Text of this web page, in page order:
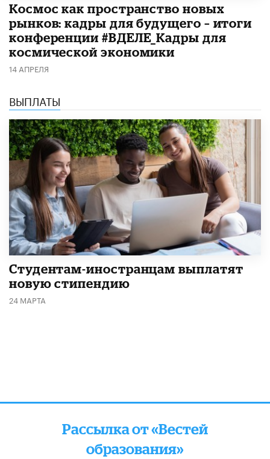
Космос как пространство новых
рынков: кадры для будущего – итоги
конференции #ВДЕЛЕ_Кадры для
космической экономики
14 АПРЕЛЯ
ВЫПЛАТЫ
Студентам-иностранцам выплатят
новую стипендию
24 МАРТА
Рассылка от «Вестей
образования»